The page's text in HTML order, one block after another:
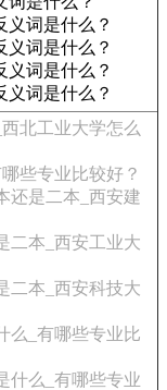
词是什么？
词是什么？
词是什么？
词是什么？
北工业大学怎么
些专业比较好？
还是二本_西安建
二本_西安工业大
二本_西安科技大
么_有哪些专业比
什么_有哪些专业